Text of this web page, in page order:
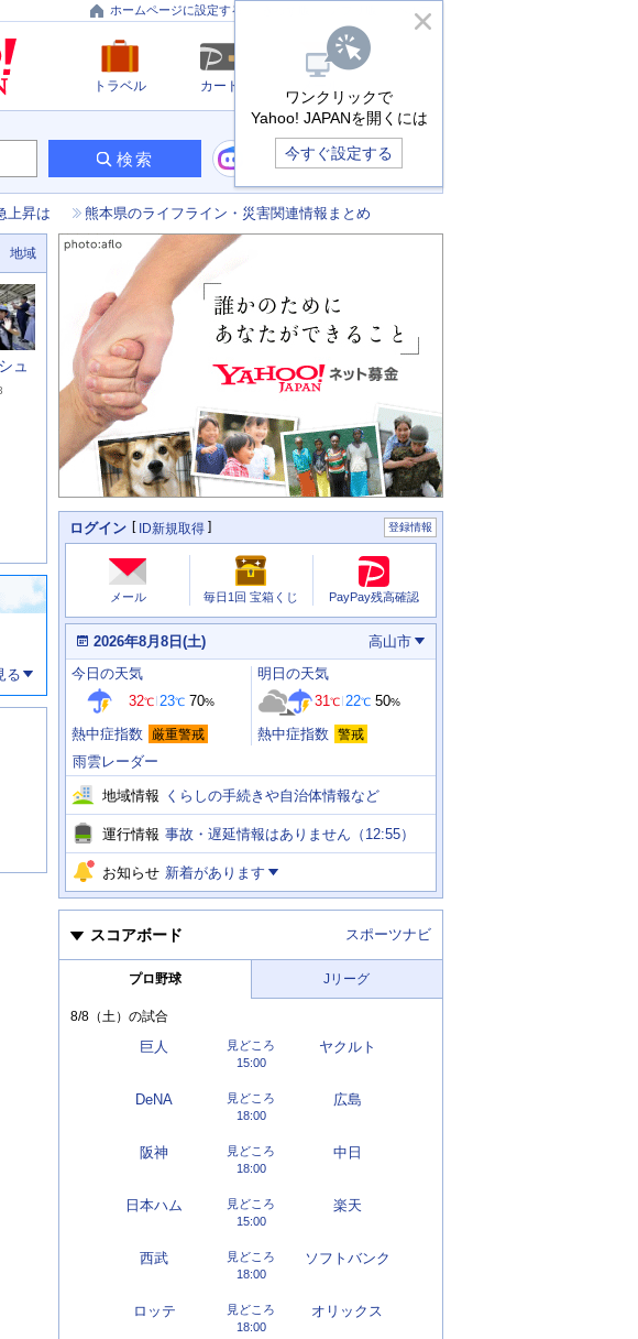
ワンクリックで
Yahoo! JAPANを開くには
今すぐ設定する
ホームページに設定する
トラベル カード
検索
上昇は 熊本県のライフライン・災害関連情報まとめ
地域
ュ
る
個
人
情
報
ログイン ID新規取得 登録情報
あ
た
の
ス
ス
メール 毎日1回 宝箱くじ PayPay残高確認
本
日
の
気
運
情
報
2026年8月8日(土) 高山市
今
日
の
天
気
今日 の天気
32℃ 23℃ 70%
熱中症指数 厳重警戒
明日 の天気
31℃ 22℃ 50%
熱中症指数 警戒
雨雲レーダー
地域情報 くらしの手続きや自治体情報など
運行情報 事故・遅延情報はありません（12:55）
お知らせ 新着があります
スコアボード スポーツナビ
プロ野球 Jリーグ
8/8（土） の試合
巨人 ヤクルト
15:00
見どころ
DeNA 広島
18:00
見どころ
阪神 中日
18:00
見どころ
日本ハム 楽天
15:00
見どころ
西武 ソフトバンク
18:00
見どころ
ロッテ オリックス
18:00
見どころ